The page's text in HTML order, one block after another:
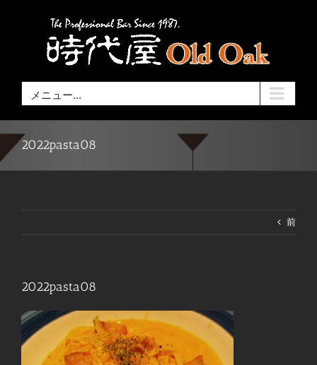
メニュー...
2022pasta08
前
2022pasta08